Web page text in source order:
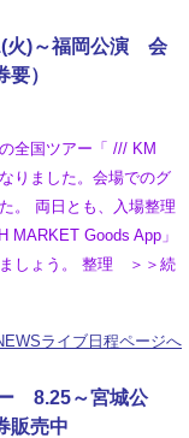
火)～福岡公演 会
）
全国ツアー「 /// KM
りました。会場でのグ
。 両日とも、入場整理
MARKET Goods App」
しょう。 整理 ＞＞続
ライブ日程ページへ
8.25～宮城公
販売中